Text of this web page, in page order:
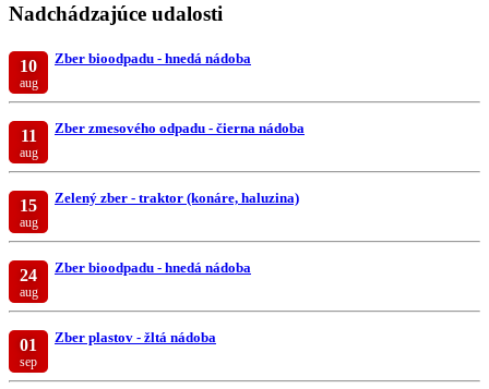
Nadchádzajúce udalosti
10
aug
Zber bioodpadu - hnedá nádoba
11
aug
Zber zmesového odpadu - čierna nádoba
15
aug
Zelený zber - traktor (konáre, haluzina)
24
aug
Zber bioodpadu - hnedá nádoba
01
sep
Zber plastov - žltá nádoba